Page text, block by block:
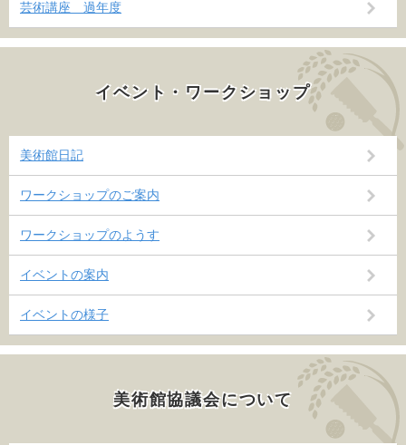
芸術講座 過年度
イベント・ワークショップ
美術館日記
ワークショップのご案内
ワークショップのようす
イベントの案内
イベントの様子
美術館協議会について